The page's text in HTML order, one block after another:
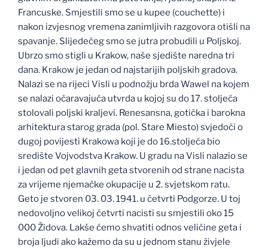
Francuske. Smjestili smo se u kupee (couchette) i
nakon izvjesnog vremena zanimljivih razgovora otišli na
spavanje. Slijedećeg smo se jutra probudili u Poljskoj.
Ubrzo smo stigli u Krakow, naše sjedište naredna tri
dana. Krakow je jedan od najstarijih poljskih gradova.
Nalazi se na rijeci Visli u podnožju brda Wawel na kojem
se nalazi očaravajuća utvrda u kojoj su do 17. stoljeća
stolovali poljski kraljevi. Renesansna, gotička i barokna
arhitektura starog grada (pol. Stare Miesto) svjedoči o
dugoj povijesti Krakowa koji je do 16.stoljeća bio
središte Vojvodstva Krakow. U gradu na Visli nalazio se
i jedan od pet glavnih geta stvorenih od strane nacista
za vrijeme njemačke okupacije u 2. svjetskom ratu.
Geto je stvoren 03. 03. 1941. u četvrti Podgorze. U toj
nedovoljno velikoj četvrti nacisti su smjestili oko 15
000 Židova. Lakše ćemo shvatiti odnos veličine geta i
broja ljudi ako kažemo da su u jednom stanu živjele